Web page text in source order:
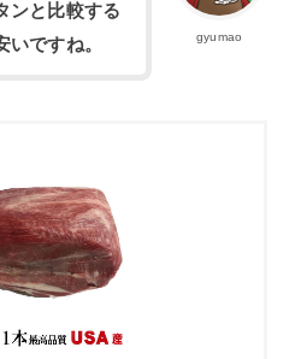
gyumao
ンと比較する
ですね。